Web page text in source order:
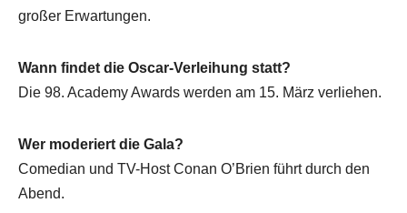
großer Erwartungen.
Wann findet die Oscar-Verleihung statt?
Die 98. Academy Awards werden am 15. März verliehen.
Wer moderiert die Gala?
Comedian und TV-Host Conan O’Brien führt durch den
Abend.